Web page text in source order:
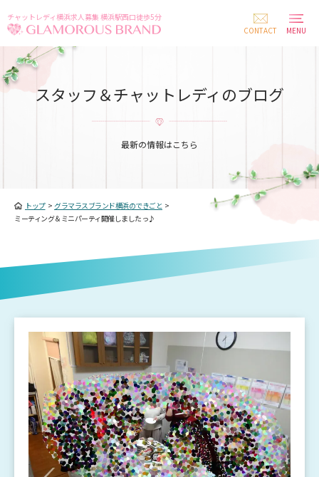
チャットレディ横浜求人募集 横浜駅西口徒歩5分
CONTACT
MENU
スタッフ＆チャットレディのブログ
最新の情報はこちら
トップ> グラマラスブランド横浜のできごと >
ミーティング＆ミニパーティ開催しましたっ♪